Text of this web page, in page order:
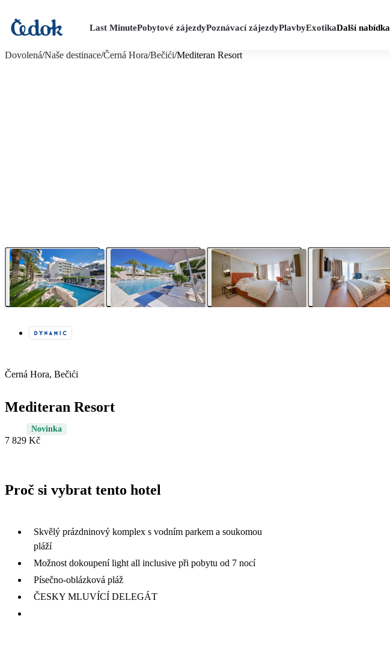
Last MinutePobytové zájezdyPoznávací zájezdyPlavbyExotikaDalší nabídka
Dovolená/Naše destinace/Černá Hora/Bečići/Mediteran Resort
Černá Hora, Bečići
Mediteran Resort
Novinka
7 829 Kč
Proč si vybrat tento hotel
Skvělý prázdninový komplex s vodním parkem a soukomou
pláží
Možnost dokoupení light all inclusive při pobytu od 7 nocí
Písečno-oblázková pláž
ČESKY MLUVÍCÍ DELEGÁT